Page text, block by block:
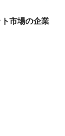
が必要です。
市場の企業